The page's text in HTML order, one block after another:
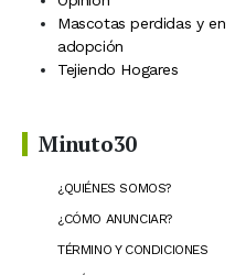
Mascotas perdidas y en
adopción
Tejiendo Hogares
Minuto30
¿QUIÉNES SOMOS?
¿CÓMO ANUNCIAR?
TÉRMINO Y CONDICIONES